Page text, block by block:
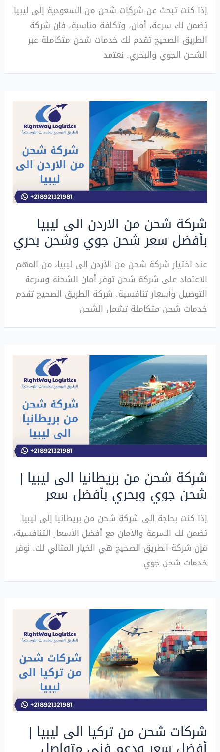
إذا كنت تبحث عن شركات شحن من السعودية إلى ليبيا
تضمن لك سرعة، أمان، وتكلفة مناسبة، فإن شركة
الطريق الصحيح تقدم لك خدمات شحن متكاملة عبر
الشحن الجوي والبحري. نعتمد
شركة شحن من الاردن الى ليبيا
بأفضل سعر شحن جوي وشحن بحري
عند اختيار شركة شحن من الأردن إلى ليبيا، من المهم
الاعتماد على شركة شحن توفر أمان الشحنة وسرعة
التوصيل وأسعار تنافسية. شركة الطريق الصحيح تقدم
خدمات شحن متكاملة تشمل الشحن
شركة شحن من بريطانيا الى ليبيا |
شحن جوي وبحري بأفضل سعر
إذا كنت بحاجة إلى شركة شحن من بريطانيا إلى ليبيا
تضمن لك السرعة والأمان مع أفضل الأسعار التنافسية،
فإن شركة الطريق الصحيح هي الخيار المثالي لك. نوفر
خدمات شحن جوي
شركات شحن من تركيا الى ليبيا |